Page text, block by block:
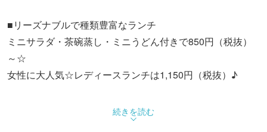
■リーズナブルで種類豊富なランチ
ミニサラダ・茶碗蒸し・ミニうどん付きで850円（税抜）
～☆
女性に大人気☆レディースランチは1,150円（税抜）♪
☆3,140円（税込）コース☆ お刺身・焼き物・揚げ物・茶
続きを読む